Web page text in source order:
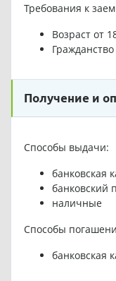
Требования к
Возраст от
Получение и
Способы выдачи:
банковская
банковский
наличные
Способы
банковская